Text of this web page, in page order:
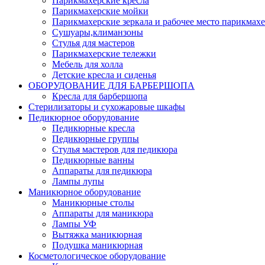
Парикмахерские мойки
Парикмахерские зеркала и рабочее место
Сушуары,климанзоны
Стулья для мастеров
Парикмахерские тележки
Мебель для холла
Детские кресла и сиденья
ОБОРУДОВАНИЕ ДЛЯ БАРБЕРШОПА
Кресла для барбершопа
Стерилизаторы и сухожаровые шкафы
Педикюрное оборудование
Педикюрные кресла
Педикюрные группы
Стулья мастеров для педикюра
Педикюрные ванны
Аппараты для педикюра
Лампы лупы
Маникюрное оборудование
Маникюрные столы
Аппараты для маникюра
Лампы УФ
Вытяжка маникюрная
Подушка маникюрная
Косметологическое оборудование